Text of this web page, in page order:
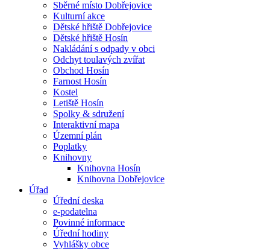
Sběrné místo Dobřejovice
Kulturní akce
Dětské hřiště Dobřejovice
Dětské hřiště Hosín
Nakládání s odpady v obci
Odchyt toulavých zvířat
Obchod Hosín
Farnost Hosín
Kostel
Letiště Hosín
Spolky & sdružení
Interaktivní mapa
Územní plán
Poplatky
Knihovny
Knihovna Hosín
Knihovna Dobřejovice
Úřad
Úřední deska
e-podatelna
Povinné informace
Úřední hodiny
Vyhlášky obce